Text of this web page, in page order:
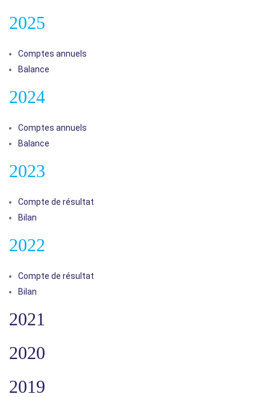
2025
Comptes annuels
Balance
2024
Comptes annuels
Balance
2023
Compte de résultat
Bilan
2022
Compte de résultat
Bilan
2021
2020
2019